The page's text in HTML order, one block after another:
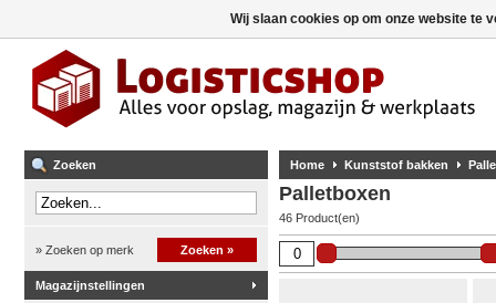
Zoeken
» Zoeken op merk Zoeken »
Magazijnstellingen
Home Kunststof bakken
Palletboxen
46 Product(en)
Wij slaan cookies op om onze website te